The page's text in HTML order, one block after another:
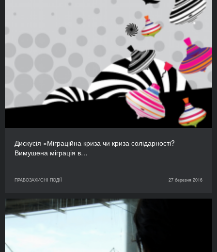
Дискусія «Міграційна криза чи криза солідарності?
Вимушена міграція в…
ПРАВОЗАХИСНІ ПОДІЇ 27 березня 2016